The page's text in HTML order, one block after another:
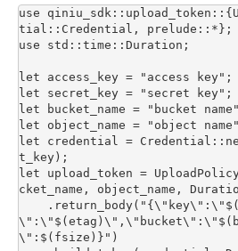
use
tial::Credential, prelude::*};
use std::time::Duration;
let access_key = "access key";
let secret_key = "secret key";
let bucket_name = "bucket
let object_name = "object
let credential =
t_key);
let upload_token =
cket_name, object_name,
\":$(fsize)}")